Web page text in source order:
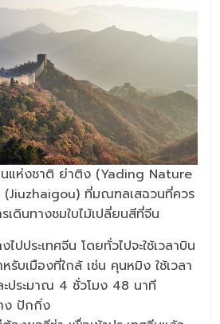
แห่งชาติ ย่าติง (Yading Nature
(Jiuzhaigou) ที่มณฑลเสฉวนที่ควร
เดินทางชมใบไม้เปลี่ยนสีที่จีน
ไปประเทศจีน โดยทั่วไปจะใช้เวลาบิน
บเมืองที่ใกล้ เช่น คุนหมิง ใช้เวลา
ประมาณ 4 ชั่วโมง 48 นาที
ง ปักกิ่ง